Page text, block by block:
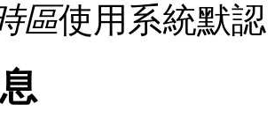
區使用系統默認